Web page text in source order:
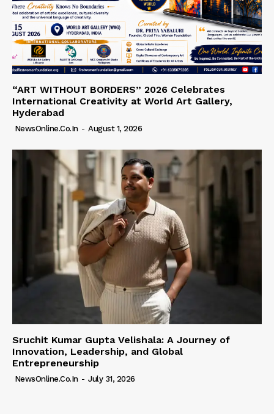
“ART WITHOUT BORDERS” 2026 Celebrates
International Creativity at World Art Gallery,
Hyderabad
NewsOnline.co.in - August 1, 2026
Sruchit Kumar Gupta Velishala: A Journey of
Innovation, Leadership, and Global
Entrepreneurship
NewsOnline.co.in - July 31, 2026